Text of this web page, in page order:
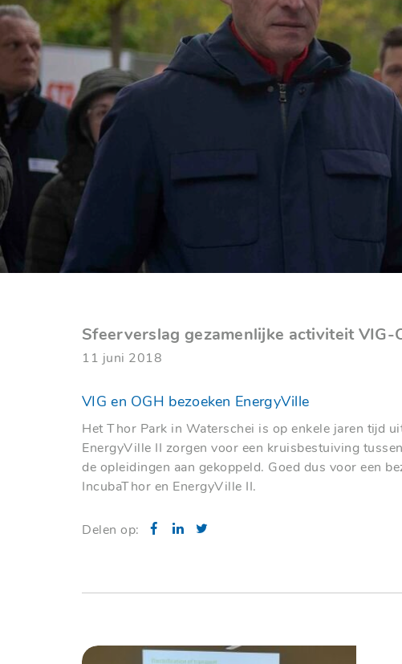
Sfeerverslag gezamenlijke activiteit VIG-
11 juni 2018
VIG en OGH bezoeken EnergyVille
Het Thor Park in Waterschei is op enkele jaren tijd
EnergyVille II zorgen voor een kruisbestuiving
de opleidingen aan gekoppeld. Goed dus voor een
IncubaThor en EnergyVille II.
Delen op: